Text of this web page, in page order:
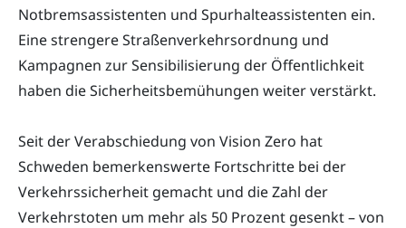
Notbremsassistenten und Spurhalteassistenten ein.
Eine strengere Straßenverkehrsordnung und
Kampagnen zur Sensibilisierung der Öffentlichkeit
haben die Sicherheitsbemühungen weiter verstärkt.
Seit der Verabschiedung von Vision Zero hat
Schweden bemerkenswerte Fortschritte bei der
Verkehrssicherheit gemacht und die Zahl der
Verkehrstoten um mehr als 50 Prozent gesenkt – von